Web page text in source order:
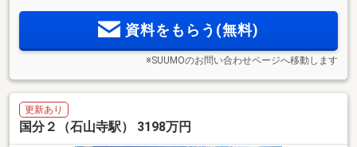
資料をもらう(無料)
※SUUMOのお問い合わせページへ移動します
更新あり
国分２（石山寺駅） 3198万円